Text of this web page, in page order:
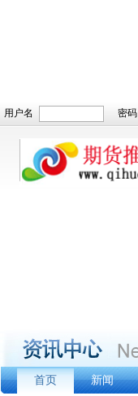
用户名 密码
首页 新闻